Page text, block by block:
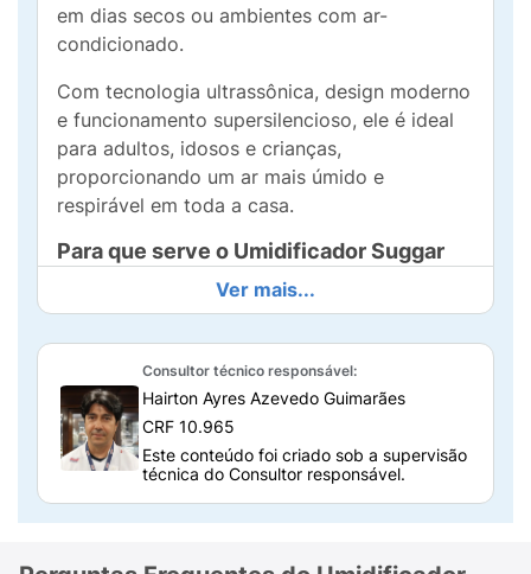
em dias secos ou ambientes com ar-
condicionado.
Com tecnologia ultrassônica, design moderno
e funcionamento supersilencioso, ele é ideal
para adultos, idosos e crianças,
proporcionando um ar mais úmido e
respirável em toda a casa.
Para que serve o Umidificador Suggar
OUmidificador de Ar Suggar Freshtem como
principal função aumentar a umidade do ar,
especialmente em épocas do ano em que o
clima fica mais seco, como no inverno ou
durante o uso prolongado de aparelhos de ar-
condicionado.
Ele é altamente recomendado para pessoas
Ver mais...
Consultor técnico responsável:
Hairton Ayres Azevedo Guimarães
CRF 10.965
Este conteúdo foi criado sob a supervisão
técnica do Consultor responsável.